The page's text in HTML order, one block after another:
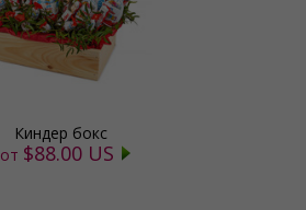
Киндер бокс
от $88.00 US